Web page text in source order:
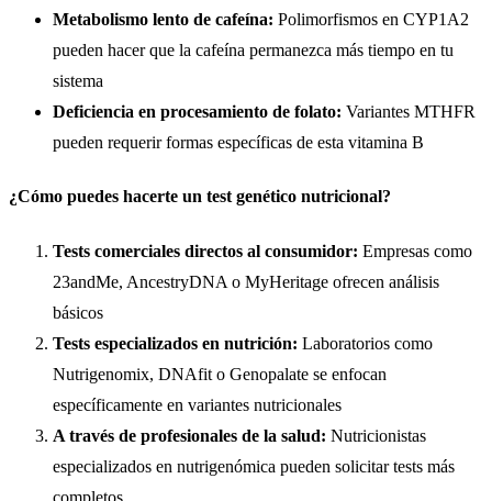
Metabolismo lento de cafeína: Polimorfismos en CYP1A2
pueden hacer que la cafeína permanezca más tiempo en tu
sistema
Deficiencia en procesamiento de folato: Variantes MTHFR
pueden requerir formas específicas de esta vitamina B
¿Cómo puedes hacerte un test genético nutricional?
Tests comerciales directos al consumidor: Empresas como
23andMe, AncestryDNA o MyHeritage ofrecen análisis
básicos
Tests especializados en nutrición: Laboratorios como
Nutrigenomix, DNAfit o Genopalate se enfocan
específicamente en variantes nutricionales
A través de profesionales de la salud: Nutricionistas
especializados en nutrigenómica pueden solicitar tests más
completos